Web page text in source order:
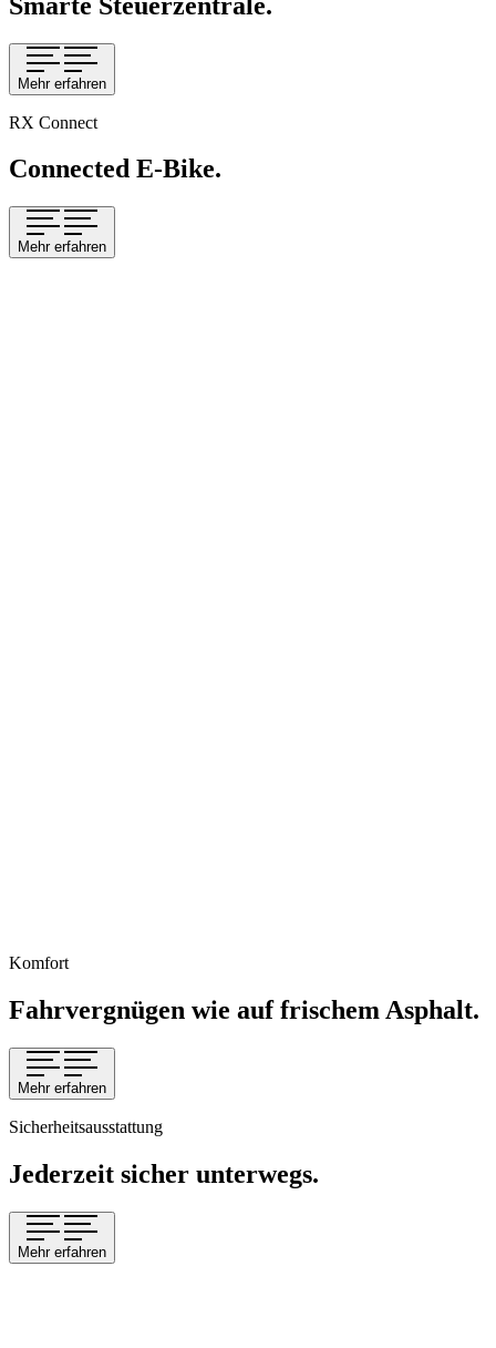
Mehr erfahren
RX Connect
Connected E-Bike.
Mehr erfahren
Komfort
Fahrvergnügen wie auf frischem Asphalt.
Mehr erfahren
Sicherheitsausstattung
Jederzeit sicher unterwegs.
Mehr erfahren